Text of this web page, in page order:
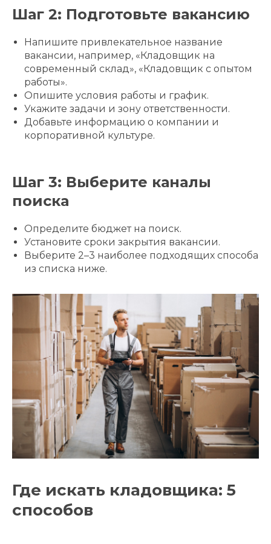
Шаг 2: Подготовьте вакансию
Напишите привлекательное название
вакансии, например, «Кладовщик на
современный склад», «Кладовщик с опытом
работы».
Опишите условия работы и график.
Укажите задачи и зону ответственности.
Добавьте информацию о компании и
корпоративной культуре.
Шаг 3: Выберите каналы
поиска
Определите бюджет на поиск.
Установите сроки закрытия вакансии.
Выберите 2–3 наиболее подходящих способа
из списка ниже.
Где искать кладовщика: 5
способов